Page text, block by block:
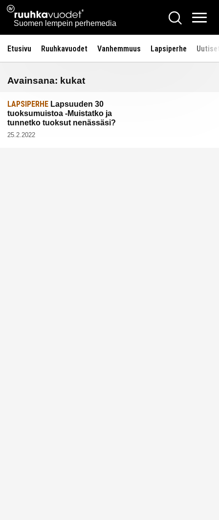
Siirry
sisältöön
Ruuhkavuodet.fi
Suomen lempein perhemedia
Hae
Etusivu Ruuhkavuodet Vanhemmuus Lapsiperhe
Avainsana: kukat
LAPSIPERHE Lapsuuden 30
tuoksumuistoa -Muistatko ja
tunnetko tuoksut nenässäsi?
25.2.2022